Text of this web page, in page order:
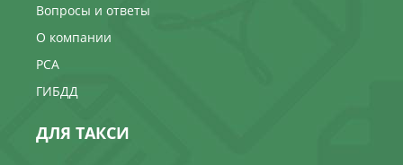
Вопросы и ответы
О компании
РСА
ГИБДД
ДЛЯ ТАКСИ